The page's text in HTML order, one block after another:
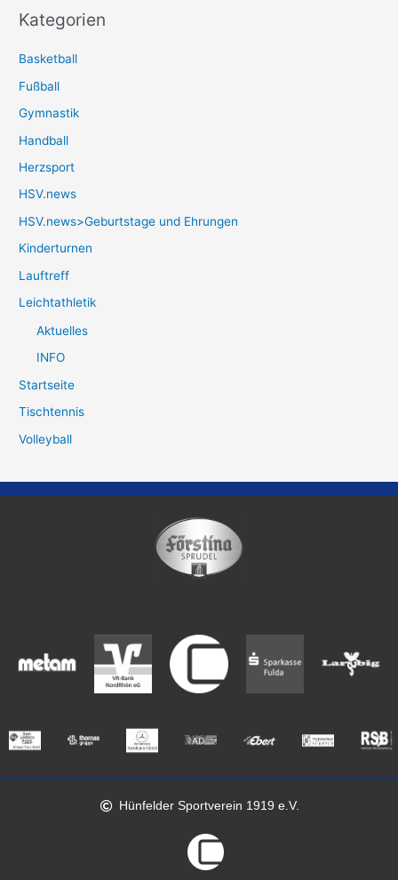
Kategorien
Basketball
Fußball
Gymnastik
Handball
Herzsport
HSV.news
HSV.news>Geburtstage und Ehrungen
Kinderturnen
Lauftreff
Leichtathletik
Aktuelles
INFO
Startseite
Tischtennis
Volleyball
Hünfelder Sportverein 1919 e.V.